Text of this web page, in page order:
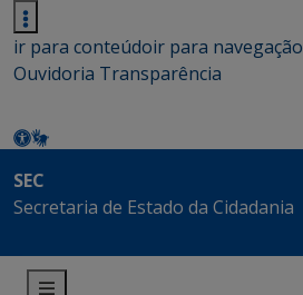
ir para conteúdoir para navegação
Ouvidoria Transparência
SEC
Secretaria de Estado da Cidadania